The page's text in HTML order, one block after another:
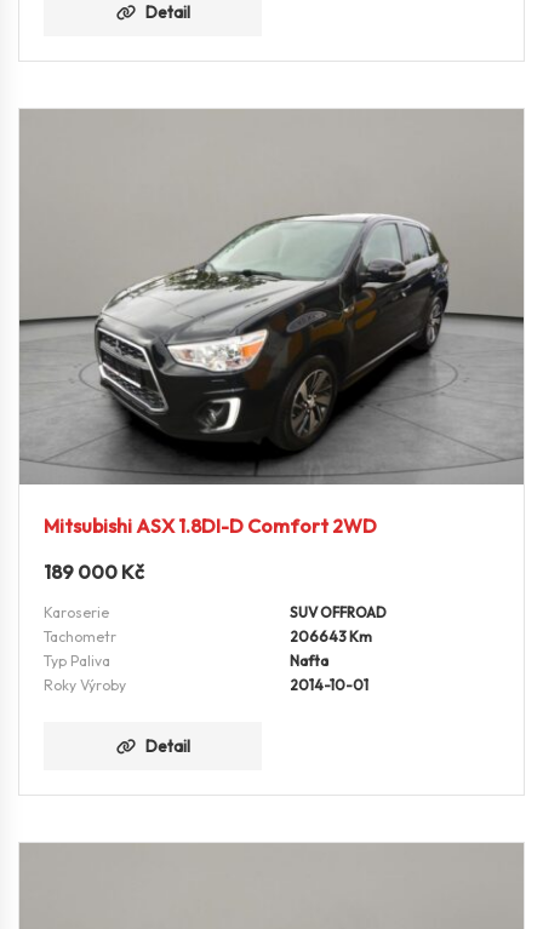
Detail
Mitsubishi ASX 1.8DI-D Comfort 2WD
189 000 Kč
Karoserie
SUV OFFROAD
Tachometr
206643 Km
Typ Paliva
Nafta
Roky Výroby
2014-10-01
Detail